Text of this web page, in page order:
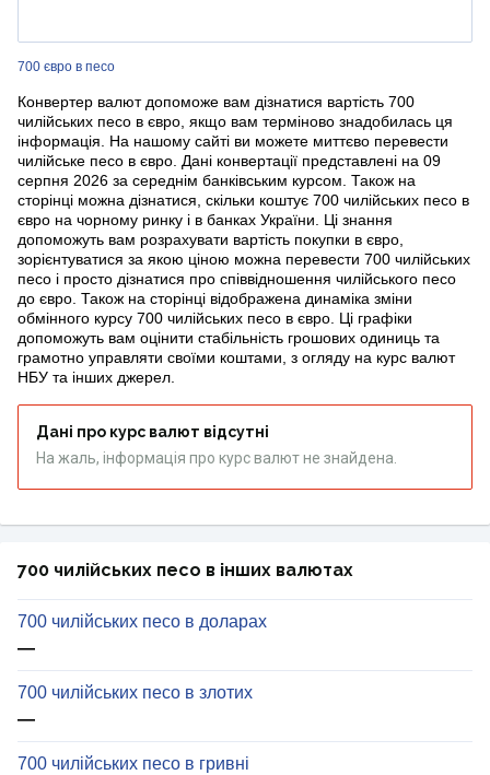
700 євро в песо
Конвертер валют допоможе вам дізнатися вартість 700
чилійських песо в євро, якщо вам терміново знадобилась ця
інформація. На нашому сайті ви можете миттєво перевести
чилійське песо в євро. Дані конвертації представлені на 09
серпня 2026 за середнім банківським курсом. Також на
сторінці можна дізнатися, скільки коштує 700 чилійських песо в
євро на чорному ринку і в банках України. Ці знання
допоможуть вам розрахувати вартість покупки в євро,
зорієнтуватися за якою ціною можна перевести 700 чилійських
песо і просто дізнатися про співвідношення чилійського песо
до євро. Також на сторінці відображена динаміка зміни
обмінного курсу 700 чилійських песо в євро. Ці графіки
допоможуть вам оцінити стабільність грошових одиниць та
грамотно управляти своїми коштами, з огляду на курс валют
НБУ та інших джерел.
Дані про курс валют відсутні
На жаль, інформація про курс валют не знайдена.
700 чилійських песо в інших валютах
700 чилійських песо в доларах
—
700 чилійських песо в злотих
—
700 чилійських песо в гривні